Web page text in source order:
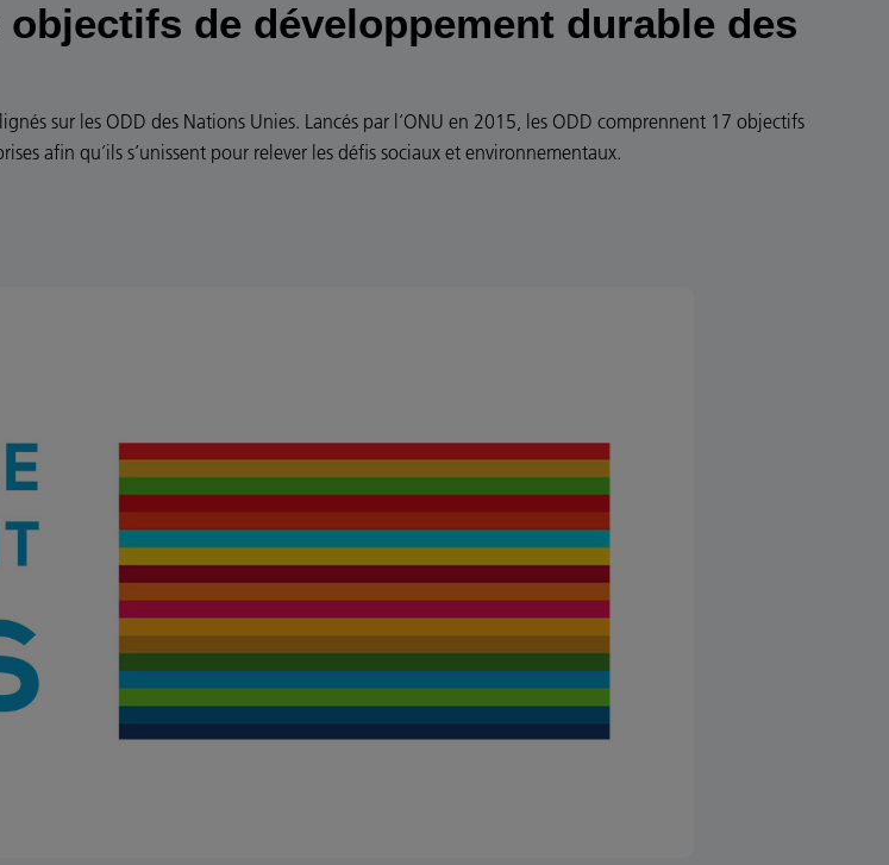
de développement durable des
sur les ODD des Nations Unies. Lancés par l’ONU en 2015, les ODD comprennent 17 objectifs
afin qu’ils s’unissent pour relever les défis sociaux et environnementaux.